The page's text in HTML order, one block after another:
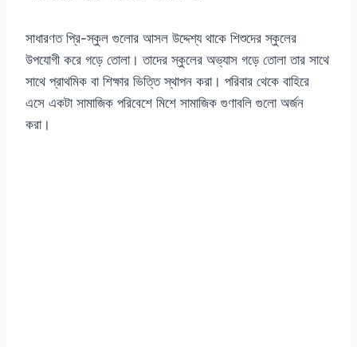
সাধারণত প্রি-স্কুল গুলোর আসল উদ্দেশ্য থাকে শিশুদের স্কুলের
উপযোগী করে গড়ে তোলা। তাদের স্কুলের অভ্যাস গড়ে তোলা তার সাথে
সাথে প্রাথমিক বা শিক্ষার ভিত্তি স্থাপন করা। পরিবার থেকে বাহিরে
এসে একটা সামাজিক পরিবেশে মিশে সামাজিক গুণাবলি গুলো অর্জন
করা।